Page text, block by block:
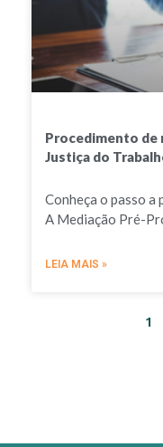
Procedimento de
Justiça do
Conheça o passo a
A Mediação Pré-
LEIA MAIS »
1